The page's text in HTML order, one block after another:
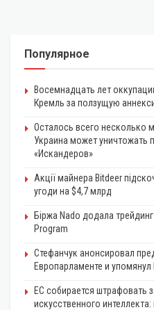
Популярное
Восемнадцать лет
Кремль за ползущую
Осталось всего несколько
Украина может уничтожать
«Искандеров»
Акції майнера Bitdeer
угоди на $4,7 млрд
Біржа Nado додала
Program
Стефанчук анонсировал
Европарламенте и
ЕС собирается штрафовать
искусственного